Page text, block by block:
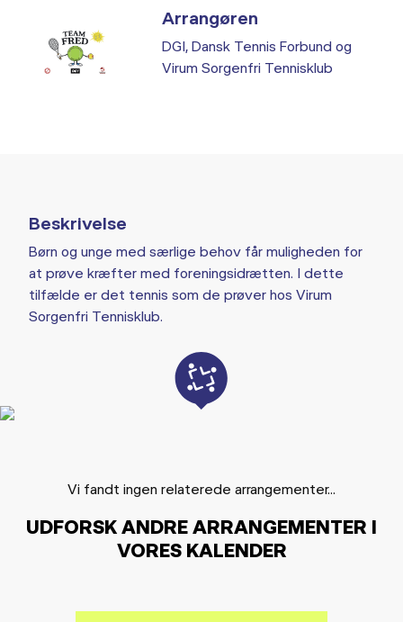
Beskrivelse
Børn og unge med særlige behov får muligheden for
at prøve kræfter med foreningsidrætten. I dette
tilfælde er det tennis som de prøver hos Virum
Sorgenfri Tennisklub.
Arrangøren
DGI, Dansk Tennis Forbund og
Virum Sorgenfri Tennisklub
Vi fandt ingen relaterede arrangementer...
UDFORSK ANDRE ARRANGEMENTER I
VORES KALENDER